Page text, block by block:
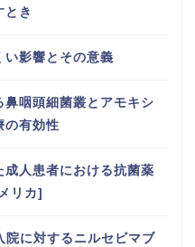
とき
い影響とその意義
咽頭細菌叢とアモキシ
の有効性
人患者における抗菌薬
リカ]
院に対するニルセビマブ